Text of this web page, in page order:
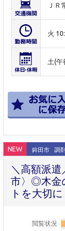
ＪＲ
火
土(午
NEW 鉾田市 調剤
＼高額派
市〉◎木金
トを大切
閲覧状況